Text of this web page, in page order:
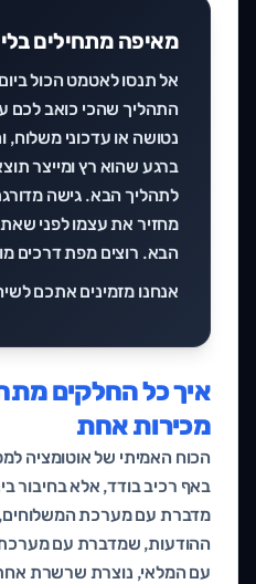
מאיפה מתחילים
אל תנסו לאטמט הכול
התהליך שהכי כואב לכם
נטושה או עדכוני משלוח,
ברגע שהוא רץ ומייצר
לתהליך הבא. גישה
מחזיר את עצמו לפני
הבא. רוצים מפת דרכים
אנחנו מזמינים אתכם ל
איך כל החלקים
מכירות אחת
הכוח האמיתי של אוטומציה
באף רכיב בודד, אלא בחיבור
מדברת עם מערכת
ההודעות, שמדברת עם
עם המלאי, נוצרת שרשרת